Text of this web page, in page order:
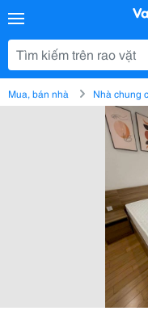
Mua, bán nhà Nhà chung